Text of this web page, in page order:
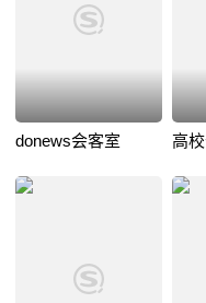
donews会客室 高